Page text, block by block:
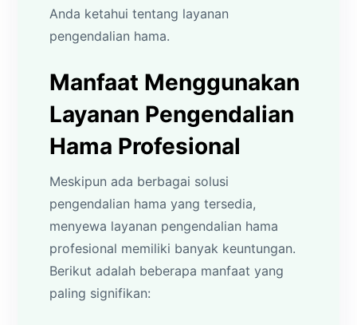
Anda ketahui tentang layanan
pengendalian hama.
Manfaat Menggunakan
Layanan Pengendalian
Hama Profesional
Meskipun ada berbagai solusi
pengendalian hama yang tersedia,
menyewa layanan pengendalian hama
profesional memiliki banyak keuntungan.
Berikut adalah beberapa manfaat yang
paling signifikan: